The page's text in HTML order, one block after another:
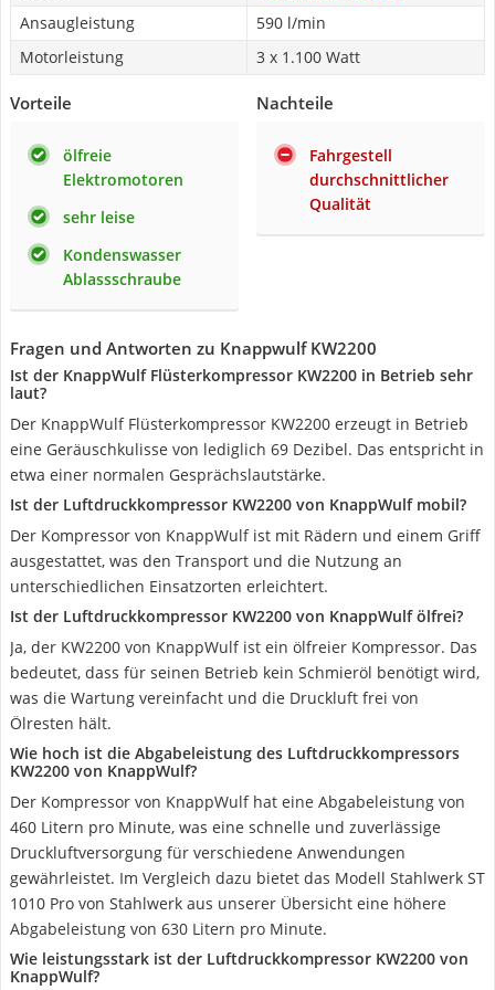
Ansaugleistung
590 l/min
Motorleistung
3 x 1.100 Watt
Vorteile
ölfreie
Elektromotoren
sehr leise
Kondenswasser
Ablassschraube
Nachteile
Fahrgestell
durchschnittlicher
Qualität
Fragen und Antworten zu Knappwulf KW2200
Ist der KnappWulf Flüsterkompressor KW2200 in Betrieb sehr
laut?
Der KnappWulf Flüsterkompressor KW2200 erzeugt in Betrieb
eine Geräuschkulisse von lediglich 69 Dezibel. Das entspricht in
etwa einer normalen Gesprächslautstärke.
Ist der Luftdruckkompressor KW2200 von KnappWulf mobil?
Der Kompressor von KnappWulf ist mit Rädern und einem Griff
ausgestattet, was den Transport und die Nutzung an
unterschiedlichen Einsatzorten erleichtert.
Ist der Luftdruckkompressor KW2200 von KnappWulf ölfrei?
Ja, der KW2200 von KnappWulf ist ein ölfreier Kompressor. Das
bedeutet, dass für seinen Betrieb kein Schmieröl benötigt wird,
was die Wartung vereinfacht und die Druckluft frei von
Ölresten hält.
Wie hoch ist die Abgabeleistung des Luftdruckkompressors
KW2200 von KnappWulf?
Der Kompressor von KnappWulf hat eine Abgabeleistung von
460 Litern pro Minute, was eine schnelle und zuverlässige
Druckluftversorgung für verschiedene Anwendungen
gewährleistet. Im Vergleich dazu bietet das Modell Stahlwerk ST
1010 Pro von Stahlwerk aus unserer Übersicht eine höhere
Abgabeleistung von 630 Litern pro Minute.
Wie leistungsstark ist der Luftdruckkompressor KW2200 von
KnappWulf?